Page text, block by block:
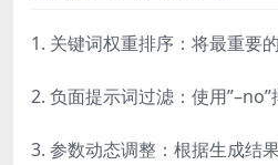
1. 关键词权重排序：将最重要
2. 负面提示词过滤：使用
3. 参数动态调整：根据生成结